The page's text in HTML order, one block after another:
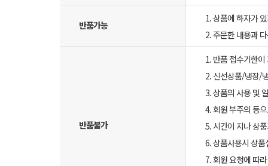
반품가능
1. 상품에 하자가
2. 주문한 내용과
반품불가
1. 반품 접수기한이
2. 신선상품/냉장/
3. 상품의 사용 및
4. 회원 부주의 등
5. 시간이 지나 상
6. 상품사용시 상
7. 회원 요청에 따